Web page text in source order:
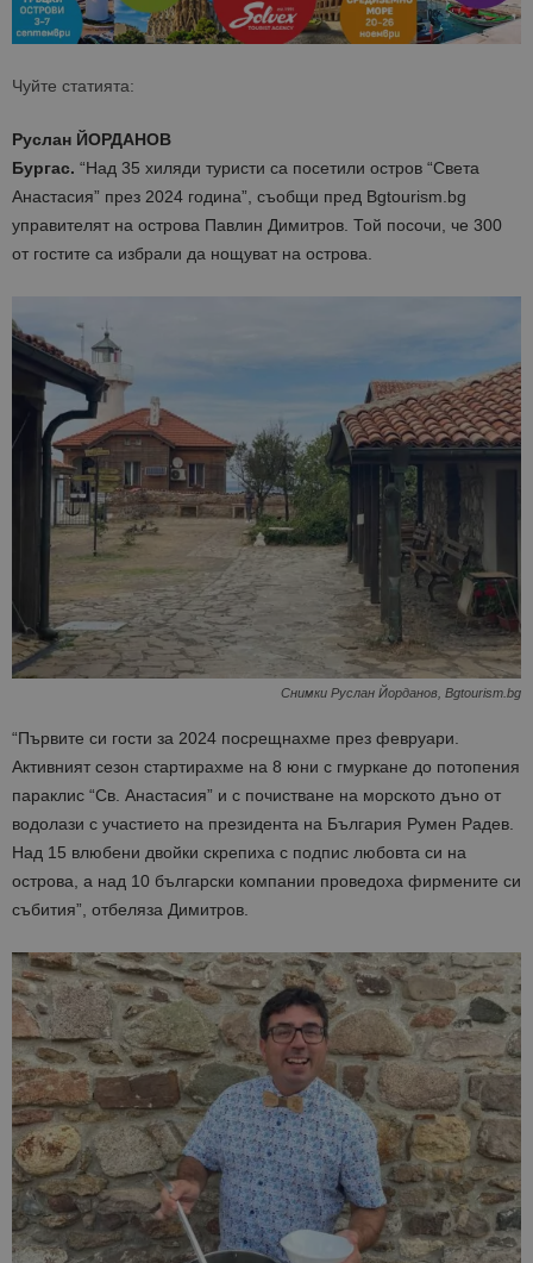
Чуйте статията:
Руслан ЙОРДАНОВ
Бургас. “Над 35 хиляди туристи са посетили остров “Света
Анастасия” през 2024 година”, съобщи пред Bgtourism.bg
управителят на острова Павлин Димитров. Той посочи, че 300
от гостите са избрали да нощуват на острова.
Снимки Руслан Йорданов, Bgtourism.bg
“Първите си гости за 2024 посрещнахме през февруари.
Активният сезон стартирахме на 8 юни с гмуркане до потопения
параклис “Св. Анастасия” и с почистване на морското дъно от
водолази с участието на президента на България Румен Радев.
Над 15 влюбени двойки скрепиха с подпис любовта си на
острова, а над 10 български компании проведоха фирмените си
събития”, отбеляза Димитров.